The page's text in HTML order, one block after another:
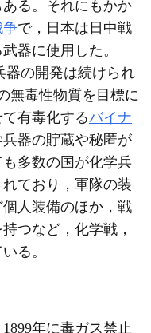
る。それにもかか
争で，日本は日中戦
器に使用した。
の開発は続けられ
無毒性物質を目標に
有毒化するバイナ
器の貯蔵や秘匿が
多数の国が化学兵
ており，軍隊の装
個人装備のほか，戦
つなど，化学戦，
る。
年に毒ガス禁止